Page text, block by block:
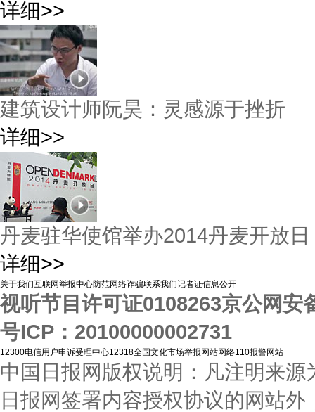
详细>>
建筑设计师阮昊：灵感源于挫折
详细>>
丹麦驻华使馆举办2014丹麦开放日
详细>>
关于我们互联网举报中心防范网络诈骗联系我们记者证信息公开
视听节目许可证0108263京公网安
号ICP：20100000002731
12300电信用户申诉受理中心12318全国文化市场举报网站网络110报警网站
中国日报网版权说明：凡注明来源
日报网签署内容授权协议的网站